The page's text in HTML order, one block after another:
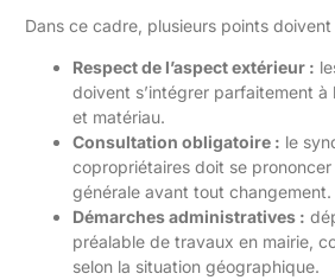
Dans ce cadre, plusieurs points
Respect de l’aspect extérieur :
doivent s’intégrer parfaitement
et matériau.
Consultation obligatoire : le
copropriétaires doit se prononcer
générale avant tout changement.
Démarches administratives :
préalable de travaux en mairie,
selon la situation géographique.